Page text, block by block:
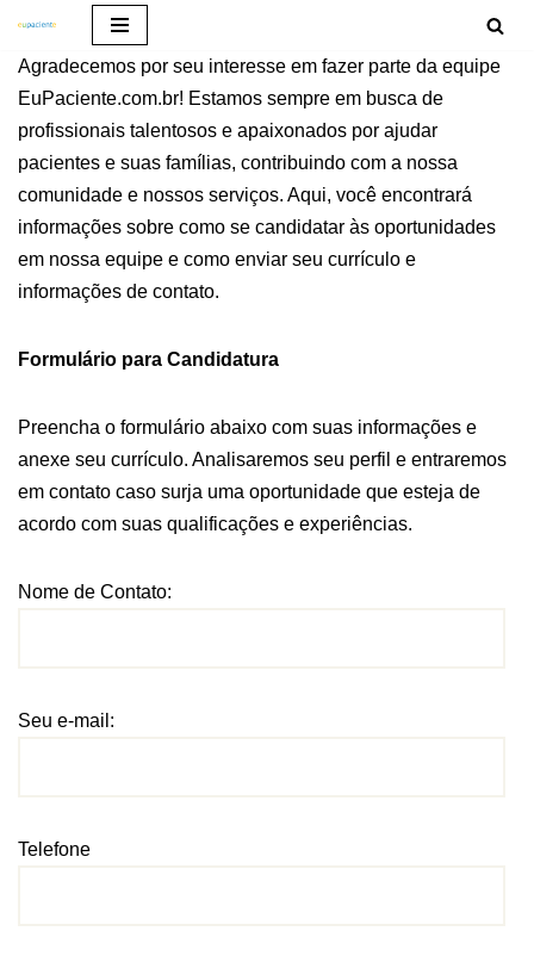
Pular
para
o
conteúdo
Agradecemos por seu interesse em fazer parte da equipe
EuPaciente.com.br! Estamos sempre em busca de
profissionais talentosos e apaixonados por ajudar
pacientes e suas famílias, contribuindo com a nossa
comunidade e nossos serviços. Aqui, você encontrará
informações sobre como se candidatar às oportunidades
em nossa equipe e como enviar seu currículo e
informações de contato.
Formulário para Candidatura
Preencha o formulário abaixo com suas informações e
anexe seu currículo. Analisaremos seu perfil e entraremos
em contato caso surja uma oportunidade que esteja de
acordo com suas qualificações e experiências.
Nome de Contato:
Seu e-mail:
Telefone